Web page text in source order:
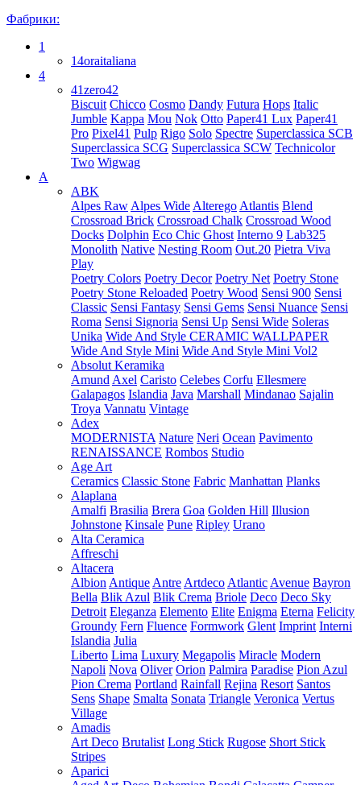
Фабрики:
1
14oraitaliana
4
41zero42
Biscuit Chicco Cosmo Dandy Futura Hops Italic
Jumble Kappa Mou Nok Otto Paper41 Lux Paper41
Pro Pixel41 Pulp Rigo Solo Spectre Superclassica SCB
Superclassica SCG Superclassica SCW Technicolor
Two Wigwag
A
ABK
Alpes Raw Alpes Wide Alterego Atlantis Blend
Crossroad Brick Crossroad Chalk Crossroad Wood
Docks Dolphin Eco Chic Ghost Interno 9 Lab325
Monolith Native Nesting Room Out.20 Pietra Viva
Play
Poetry Colors Poetry Decor Poetry Net Poetry Stone
Poetry Stone Reloaded Poetry Wood Sensi 900 Sensi
Classic Sensi Fantasy Sensi Gems Sensi Nuance Sensi
Roma Sensi Signoria Sensi Up Sensi Wide Soleras
Unika Wide And Style CERAMIC WALLPAPER
Wide And Style Mini Wide And Style Mini Vol2
Absolut Keramika
Amund Axel Caristo Celebes Corfu Ellesmere
Galapagos Islandia Java Marshall Mindanao Sajalin
Troya Vannatu Vintage
Adex
MODERNISTA Nature Neri Ocean Pavimento
RENAISSANCE Rombos Studio
Age Art
Ceramics Classic Stone Fabric Manhattan Planks
Alaplana
Amalfi Brasilia Brera Goa Golden Hill Illusion
Johnstone Kinsale Pune Ripley Urano
Alta Ceramica
Affreschi
Altacera
Albion Antique Antre Artdeco Atlantic Avenue Bayron
Bella Blik Azul Blik Crema Briole Deco Deco Sky
Detroit Eleganza Elemento Elite Enigma Eterna Felicity
Groundy Fern Fluence Formwork Glent Imprint Interni
Islandia Julia
Liberto Lima Luxury Megapolis Miracle Modern
Napoli Nova Oliver Orion Palmira Paradise Pion Azul
Pion Crema Portland Rainfall Rejina Resort Santos
Sens Shape Smalta Sonata Triangle Veronica Vertus
Village
Amadis
Art Deco Brutalist Long Stick Rugose Short Stick
Stripes
Aparici